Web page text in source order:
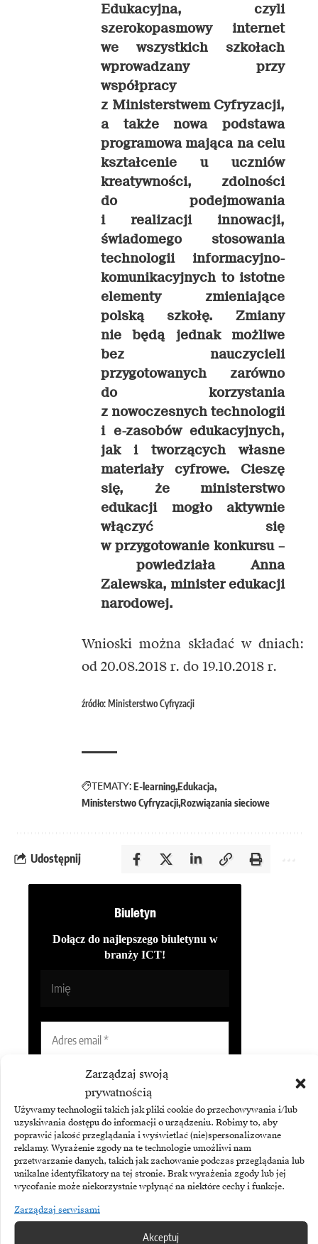
Zarządzaj swoją
prywatnością
Używamy technologii takich jak pliki cookie do przechowywania i/lub
uzyskiwania dostępu do informacji o urządzeniu. Robimy to, aby
poprawić jakość przeglądania i wyświetlać (nie)spersonalizowane
reklamy. Wyrażenie zgody na te technologie umożliwi nam
przetwarzanie danych, takich jak zachowanie podczas przeglądania lub
unikalne identyfikatory na tej stronie. Brak wyrażenia zgody lub jej
wycofanie może niekorzystnie wpłynąć na niektóre cechy i funkcje.
Zarządzaj serwisami
Akceptuj
Edukacyjna, czyli
szerokopasmowy internet
we wszystkich szkołach
wprowadzany przy
współpracy
z Ministerstwem Cyfryzacji,
a także nowa podstawa
programowa mająca na celu
kształcenie u uczniów
kreatywności, zdolności
do podejmowania
i realizacji innowacji,
świadomego stosowania
technologii informacyjno-
komunikacyjnych to istotne
elementy zmieniające
polską szkołę. Zmiany
nie będą jednak możliwe
bez nauczycieli
przygotowanych zarówno
do korzystania
z nowoczesnych technologii
i e-zasobów edukacyjnych,
jak i tworzących własne
materiały cyfrowe. Cieszę
się, że ministerstwo
edukacji mogło aktywnie
włączyć się
w przygotowanie konkursu –
powiedziała Anna
Zalewska, minister edukacji
narodowej.
Wnioski można składać w dniach:
od 20.08.2018 r. do 19.10.2018 r.
źródło: Ministerstwo Cyfryzacji
TEMATY:E-learningEdukacja
Ministerstwo CyfryzacjiRozwiązania sieciowe
Udostępnij
Biuletyn
Dołącz do najlepszego biuletynu w
branży ICT!
Subskrybując Biuletyn Brandsit
akceptujesz nasząpolitykę
prywatności.